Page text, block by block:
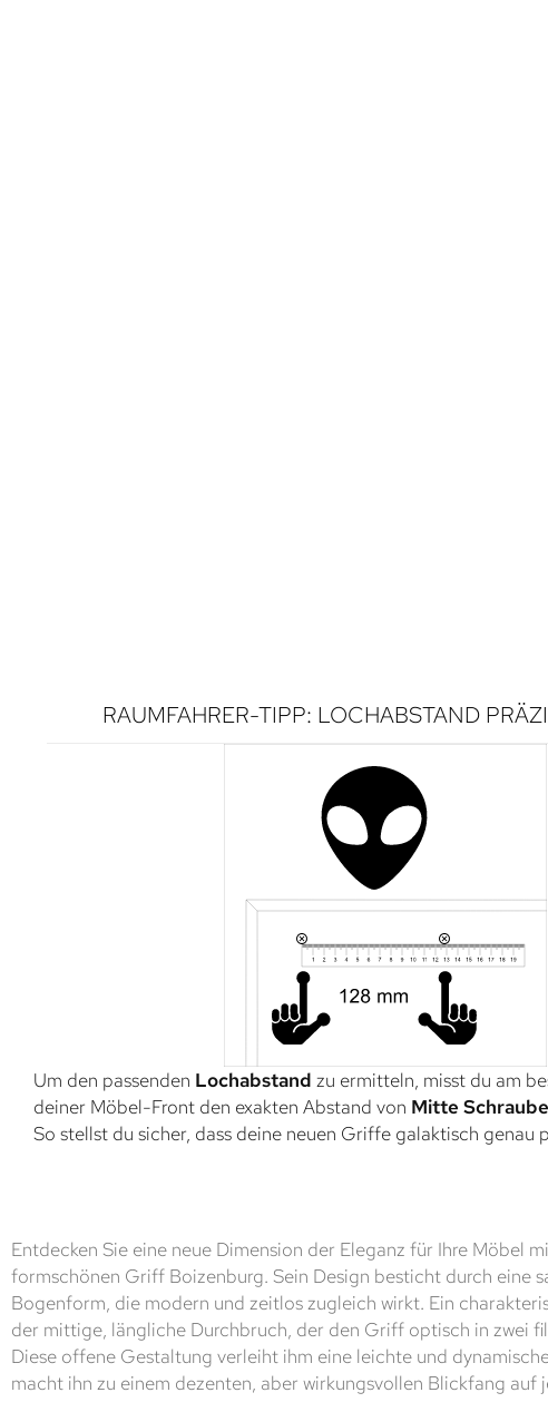
RAUMFAHRER-TIPP: LOCHABSTAND
Um den passenden Lochabstand zu ermitteln, misst du am
deiner Möbel-Front den exakten Abstand von Mitte
So stellst du sicher, dass deine neuen Griffe galaktisch genau
Entdecken Sie eine neue Dimension der Eleganz für Ihre Möbel
formschönen Griff Boizenburg. Sein Design besticht durch eine
Bogenform, die modern und zeitlos zugleich wirkt. Ein
der mittige, längliche Durchbruch, der den Griff optisch in zwei
Diese offene Gestaltung verleiht ihm eine leichte und
macht ihn zu einem dezenten, aber wirkungsvollen Blickfang auf